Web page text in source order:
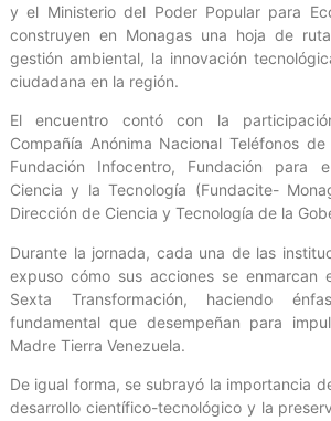
y el Ministerio del Poder Popular para
construyen en Monagas una hoja de
gestión ambiental, la innovación
ciudadana en la región.
El encuentro contó con la
Compañía Anónima Nacional Teléfonos
Fundación Infocentro, Fundación para
Ciencia y la Tecnología (Fundacite-
Dirección de Ciencia y Tecnología de la
Durante la jornada, cada una de las
expuso cómo sus acciones se enmarcan
Sexta Transformación, haciendo
fundamental que desempeñan para
Madre Tierra Venezuela.
De igual forma, se subrayó la importancia
desarrollo científico-tecnológico y la